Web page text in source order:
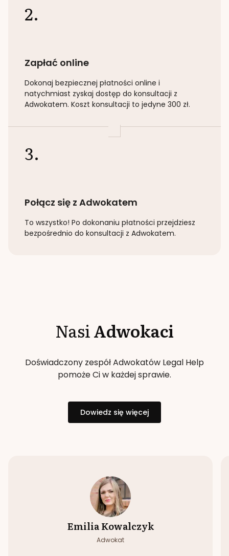
2.
Zapłać online
Dokonaj bezpiecznej płatności online i
natychmiast zyskaj dostęp do konsultacji z
Adwokatem. Koszt konsultacji to jedyne 300 zł.
3.
Połącz się z Adwokatem
To wszystko! Po dokonaniu płatności przejdziesz
bezpośrednio do konsultacji z Adwokatem.
NasiAdwokaci
Doświadczony zespół Adwokatów Legal Help
pomoże Ci w każdej sprawie.
Dowiedz się więcej
Emilia Kowalczyk
Adwokat